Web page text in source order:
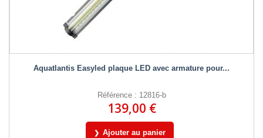
Aquatlantis Easyled plaque LED avec armature pour...
Référence : 12816-b
139,00 €
Ajouter au panier